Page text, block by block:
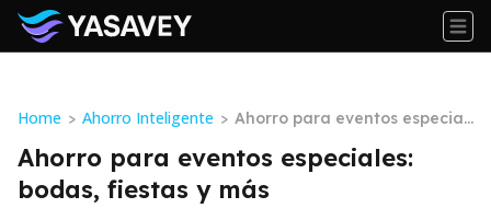
Home > Ahorro Inteligente > Ahorro para eventos especial
es: bodas, fiestas y más
Ahorro para eventos especiales:
bodas, fiestas y más